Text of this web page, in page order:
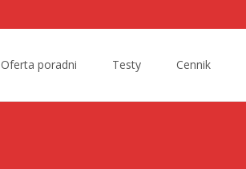
Oferta poradni Testy Cennik